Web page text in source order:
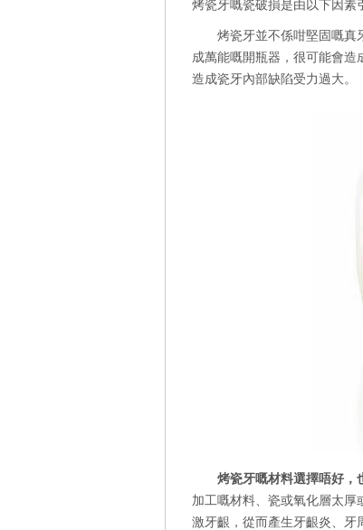
烤瓷牙嘅瓷破損是由以下因素
烤瓷牙並不係咁堅固嘅真牙
成萬能嘅開瓶器，很可能會造
造成瓷牙內部缺陷受力過大。
烤瓷牙嘅材料選擇唔好，
加工嘅材料、瓷或氧化層太厚
激牙齦，從而產生牙齦炎、牙